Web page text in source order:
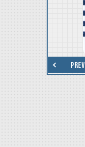
PREV